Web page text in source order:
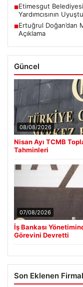
■Etimesgut
Yardımcısının
■Ertuğrul Doğan’dan
Açıklama
Güncel
08/08/2026
Nisan Ayı TCMB
Tahminleri
07/08/2026
İş Bankası
Görevini Devretti
Son Eklenen